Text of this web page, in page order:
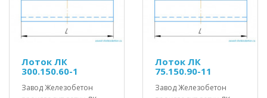
Лоток ЛК
300.150.60-1
Завод Железобетон
Лоток ЛК
75.150.90-11
Завод Железобетон